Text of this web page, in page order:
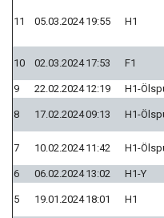
11 05.03.2024 19:55 H1
10 02.03.2024 17:53 F1
9 22.02.2024 12:19 H1-
8 17.02.202409:13 H1-
7 10.02.2024 11:42 H1-
6
06.02.2024 13:02 H1-Y
5 19.01.2024 18:01 H1